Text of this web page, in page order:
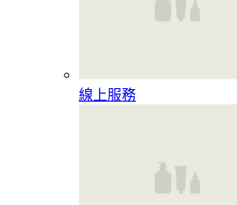
線上服務